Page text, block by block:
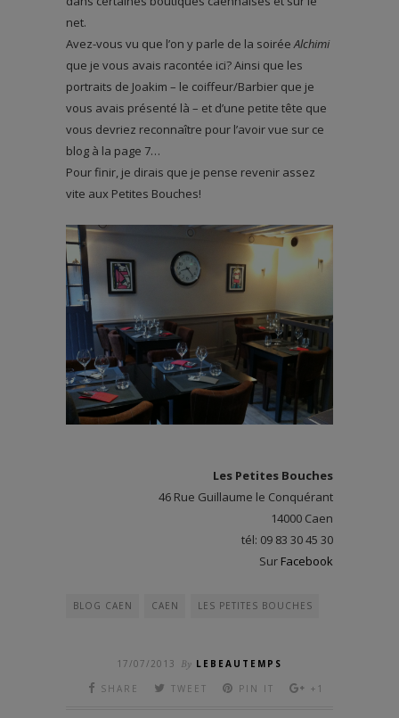
net.
Avez-vous vu que l’on y parle de la soiréeAlchimi
que je vous avais racontée ici? Ainsi que les
portraits de Joakim – le coiffeur/Barbier que je
vous avais présenté là – et d’une petite tête que
vous devriez reconnaître pour l’avoir vue sur ce
blog à la page 7…
Pour finir, je dirais que je pense revenir assez
vite aux Petites Bouches!
Les Petites Bouches
46 Rue Guillaume le Conquérant
14000 Caen
tél: 09 83 30 45 30
Sur Facebook
BLOG CAEN CAEN LES PETITES BOUCHES
17/07/2013 By LEBEAUTEMPS
SHARE
TWEET PIN IT +1